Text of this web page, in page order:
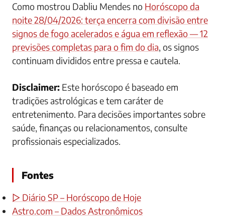
Como mostrou Dabliu Mendes no Horóscopo da
noite 28/04/2026: terça encerra com divisão entre
signos de fogo acelerados e água em reflexão — 12
previsões completas para o fim do dia, os signos
continuam divididos entre pressa e cautela.
Disclaimer: Este horóscopo é baseado em
tradições astrológicas e tem caráter de
entretenimento. Para decisões importantes sobre
saúde, finanças ou relacionamentos, consulte
profissionais especializados.
Fontes
▷ Diário SP – Horóscopo de Hoje
Astro.com – Dados Astronômicos